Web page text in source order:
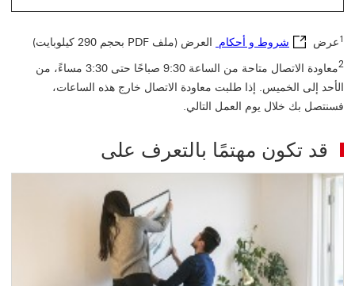
2
معاودة الاتصال متاحة من الساعة 9:30 صباحًا حتى 3:30 مساءً، من
الأحد إلى الخميس. إذا طلبت معاودة الاتصال خارج هذه الساعات،
فسنتصل بك خلال يوم العمل التالي.
قد تكون مهتمًا بالتعرف على